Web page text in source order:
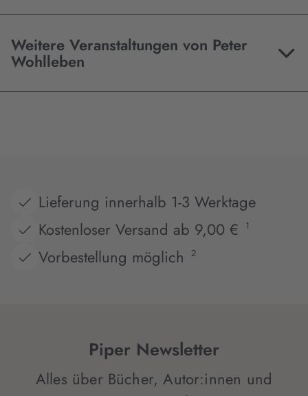
Weitere Veranstaltungen von Peter
Wohlleben
Lieferung innerhalb 1-3 Werktage
Kostenloser Versand ab 9,00 €
1
Vorbestellung möglich 2
Piper Newsletter
Alles über Bücher, Autor:innen und